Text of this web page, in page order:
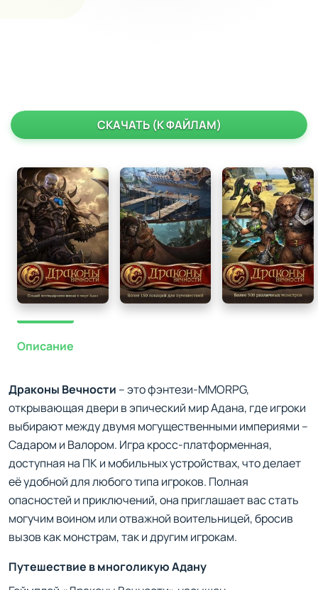
СКАЧАТЬ (К ФАЙЛАМ)
Описание
Драконы Вечности – это фэнтези-MMORPG,
открывающая двери в эпический мир Адана, где игроки
выбирают между двумя могущественными империями –
Садаром и Валором. Игра кросс-платформенная,
доступная на ПК и мобильных устройствах, что делает
её удобной для любого типа игроков. Полная
опасностей и приключений, она приглашает вас стать
могучим воином или отважной воительницей, бросив
вызов как монстрам, так и другим игрокам.
Путешествие в многоликую Адану